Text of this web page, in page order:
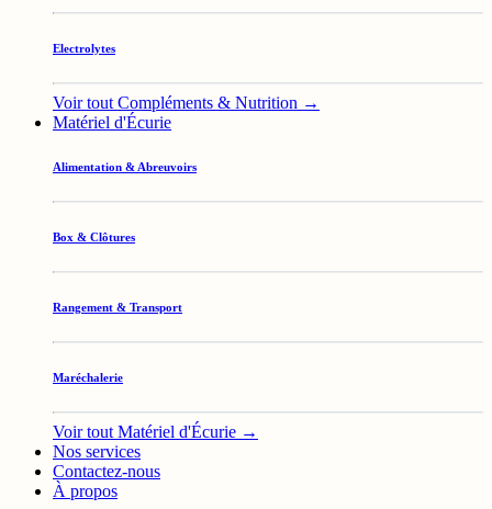
Electrolytes
Voir tout Compléments & Nutrition →
Matériel d'Écurie
Alimentation & Abreuvoirs
Box & Clôtures
Rangement & Transport
Maréchalerie
Voir tout Matériel d'Écurie →
Nos services
Contactez-nous
À propos